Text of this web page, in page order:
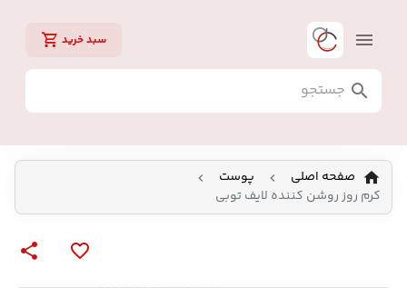
سبد خرید
صفحه اصلی
پوست
کرم روز روشن کننده لایف توبی